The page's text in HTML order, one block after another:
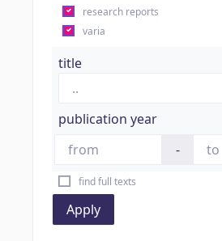
research reports
varia
title
publication year
-
find full texts
Apply